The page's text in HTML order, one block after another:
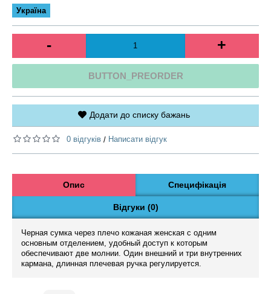
Україна
- +
BUTTON_PREORDER
Додати до списку бажань
0 відгуків / Написати відгук
Опис Специфікація
Відгуки (0)
Черная сумка через плечо кожаная женская с одним
основным отделением, удобный доступ к которым
обеспечивают две молнии. Один внешний и три внутренних
кармана, длинная плечевая ручка регулируется.